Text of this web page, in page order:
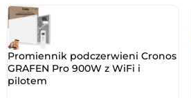
Promiennik podczerwieni Cronos
GRAFEN Pro 900W z WiFi i
pilotem